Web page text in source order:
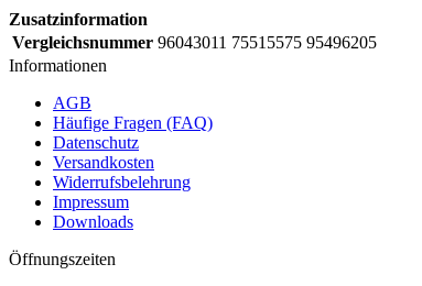
Zusatzinformation
Vergleichsnummer 96043011 75515575 95496205
Informationen
AGB
Häufige Fragen (FAQ)
Datenschutz
Versandkosten
Widerrufsbelehrung
Impressum
Downloads
Öffnungszeiten